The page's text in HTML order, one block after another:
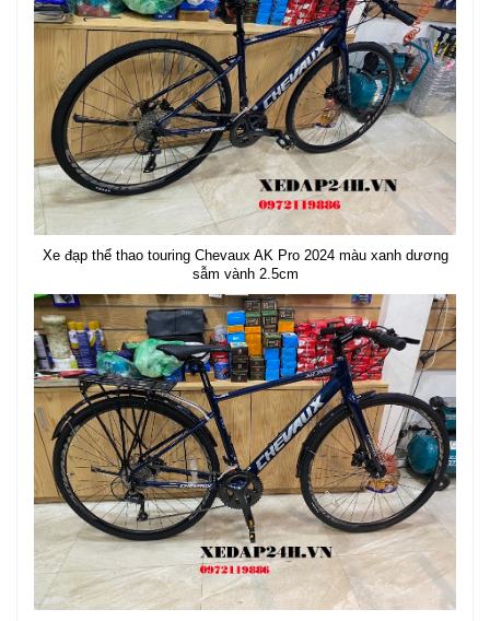
Xe đạp thể thao touring Chevaux AK Pro 2024 màu xanh dương
sẫm vành 2.5cm